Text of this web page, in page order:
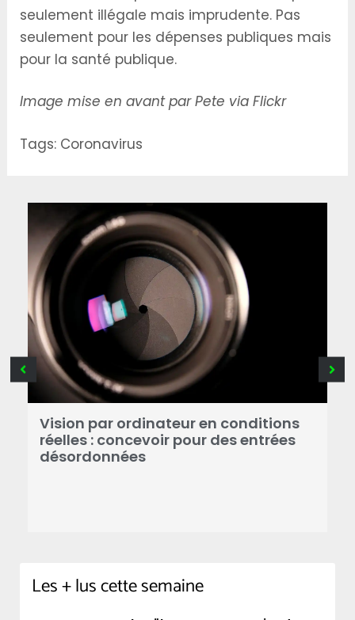
seulement illégale mais imprudente. Pas
seulement pour les dépenses publiques mais
pour la santé publique.
Image mise en avant parPete via Flickr
Tags: Coronavirus
Vision par ordinateur en conditions
réelles : concevoir pour des entrées
désordonnées
Les + lus cette semaine